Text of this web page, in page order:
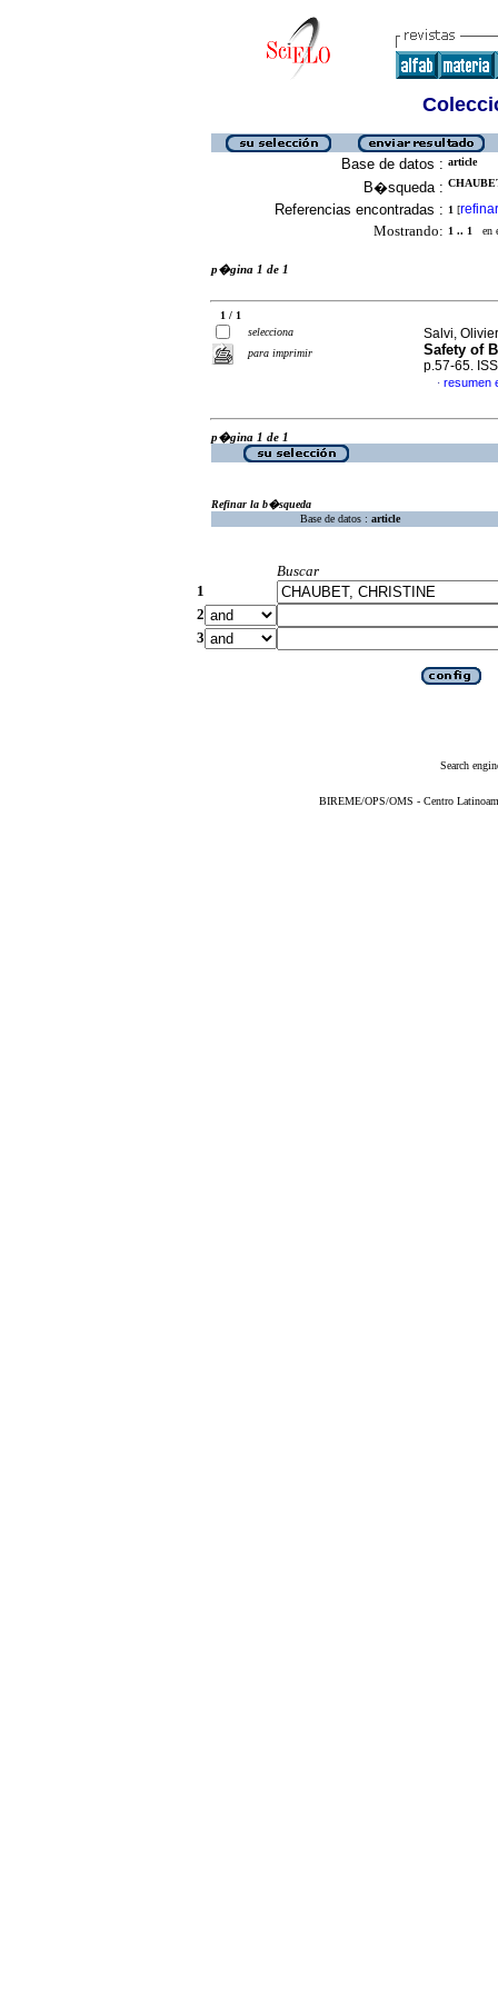
Base de datos : article
B�squeda :
Referencias encontradas : 1 [refinar
Mostrando: 1 .. 1 en
p�gina 1 de 1
1 / 1
selecciona
para imprimir
Salvi,
Safety of
p.57-65.
· resumen
p�gina 1 de 1
Refinar la b�squeda
Base de datos : article
Buscar
1
2
3
Search
BIREME/OPS/OMS - Centro